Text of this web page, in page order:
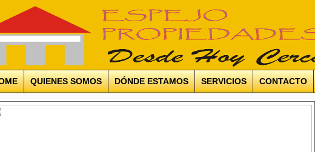
QUIENES SOMOS DÓNDE ESTAMOS SERVICIOS CONTACTO